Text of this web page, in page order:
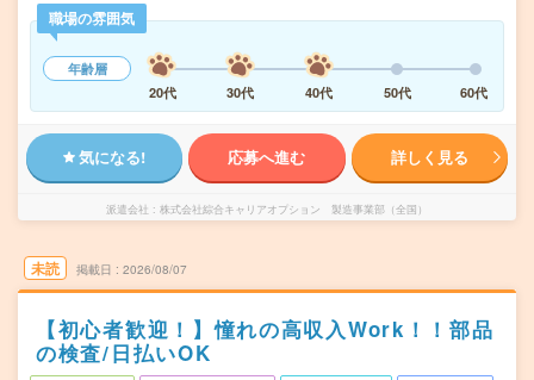
職場の雰囲気
年齢層
20代
30代 40代 50代 60代
気になる! 応募へ進む 詳しく見る
派遣会社 株式会社綜合キャリアオプション 製造事業部（全国）
未読 掲載日 2026/08/07
【初心者歓迎！】憧れの高収入Work！！部品
の検査/日払いOK